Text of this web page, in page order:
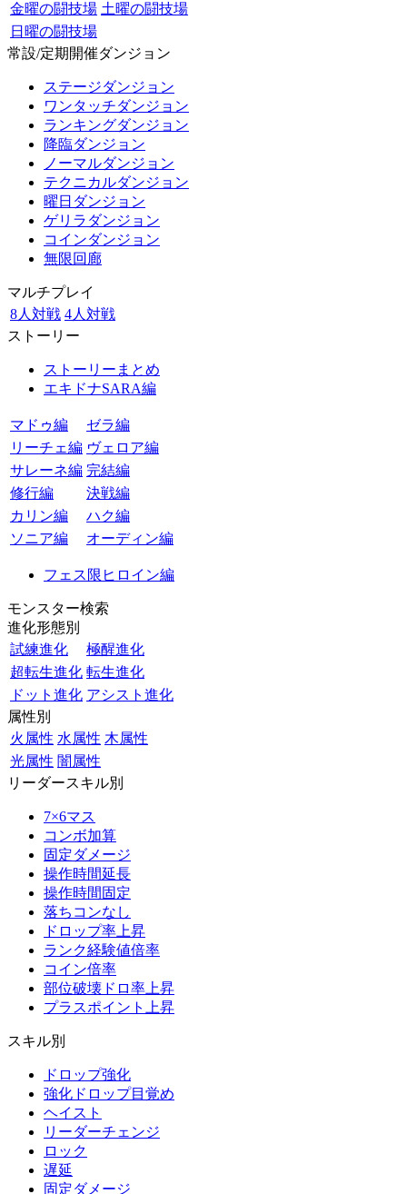
金曜の闘技場 土曜の闘技場
日曜の闘技場
常設/定期開催ダンジョン
ステージダンジョン
ワンタッチダンジョン
ランキングダンジョン
降臨ダンジョン
ノーマルダンジョン
テクニカルダンジョン
曜日ダンジョン
ゲリラダンジョン
コインダンジョン
無限回廊
マルチプレイ
8人対戦 4人対戦
ストーリー
ストーリーまとめ
エキドナSARA編
マドゥ編
ゼラ編
リーチェ編 ヴェロア編
サレーネ編 完結編
修行編
決戦編
カリン編
ハク編
ソニア編
オーディン編
フェス限ヒロイン編
モンスター検索
進化形態別
試練進化
極醒進化
超転生進化 転生進化
ドット進化 アシスト進化
属性別
火属性 水属性 木属性
光属性 闇属性
リーダースキル別
7×6マス
コンボ加算
固定ダメージ
操作時間延長
操作時間固定
落ちコンなし
ドロップ率上昇
ランク経験値倍率
コイン倍率
部位破壊ドロ率上昇
プラスポイント上昇
スキル別
ドロップ強化
強化ドロップ目覚め
ヘイスト
リーダーチェンジ
ロック
遅延
固定ダメージ